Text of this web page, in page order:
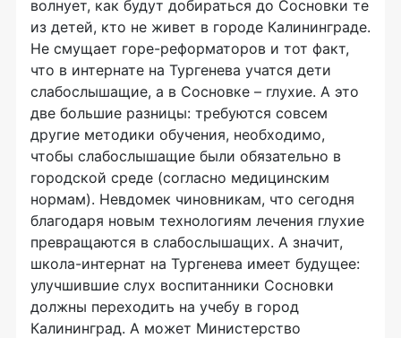
волнует, как будут добираться до Сосновки те
из детей, кто не живет в городе Калининграде.
Не смущает горе-реформаторов и тот факт,
что в интернате на Тургенева учатся дети
слабослышащие, а в Сосновке – глухие. А это
две большие разницы: требуются совсем
другие методики обучения, необходимо,
чтобы слабослышащие были обязательно в
городской среде (согласно медицинским
нормам). Невдомек чиновникам, что сегодня
благодаря новым технологиям лечения глухие
превращаются в слабослышащих. А значит,
школа-интернат на Тургенева имеет будущее:
улучшившие слух воспитанники Сосновки
должны переходить на учебу в город
Калининград. А может Министерство